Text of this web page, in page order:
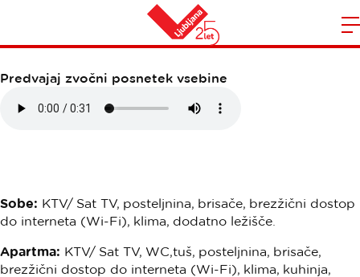
Domov
PRENOČIŠČA VALENTIN
Predvajaj zvočni posnetek vsebine
Sobe: KTV/ Sat TV, posteljnina, brisače, brezžični dostop
do interneta (Wi-Fi), klima, dodatno ležišče.
Apartma: KTV/ Sat TV, WC,tuš, posteljnina, brisače,
brezžični dostop do interneta (Wi-Fi), klima, kuhinja,